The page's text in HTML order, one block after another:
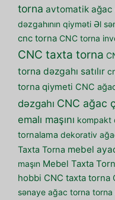
torna avtomatik ağac
dəzgahının qiyməti Əl
cnc torna CNC torna
CNC taxta torna
torna dəzgahı satılır
torna qiymeti CNC
dəzgahı CNC ağac
emalı maşını kompakt
tornalama dekorativ
Taxta Torna mebel
maşın Mebel Taxta
hobbi CNC taxta torna
sənaye ağac torna torna